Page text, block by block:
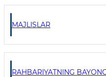
MAJLISLAR
RAHBARIYATNING